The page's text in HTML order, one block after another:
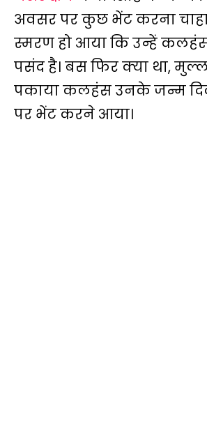
अवसर पर कुछ भेंट करना
स्मरण हो आया कि उन्हें
पसंद है। बस फिर क्या था,
पकाया कलहंस उनके जन्म
पर भेंट करने आया।